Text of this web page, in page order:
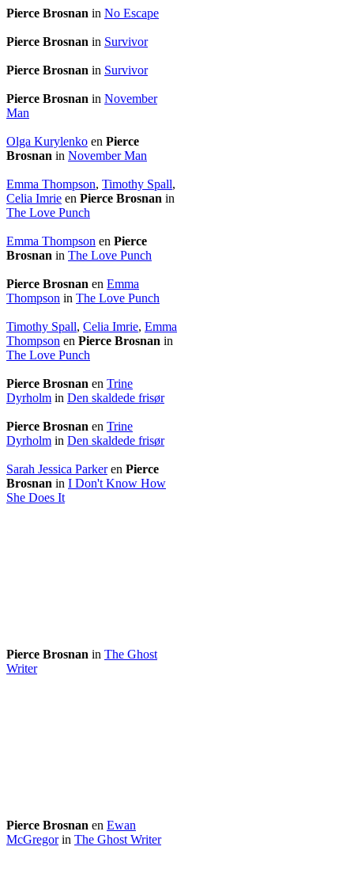
Pierce Brosnan in No Escape
Pierce Brosnan in Survivor
Pierce Brosnan in Survivor
Pierce Brosnan in November
Man
Olga Kurylenko en Pierce
Brosnan in November Man
Emma Thompson, Timothy Spall,
Celia Imrie en Pierce Brosnan in
The Love Punch
Emma Thompson en Pierce
Brosnan in The Love Punch
Pierce Brosnan en Emma
Thompson in The Love Punch
Timothy Spall, Celia Imrie, Emma
Thompson en Pierce Brosnan in
The Love Punch
Pierce Brosnan en Trine
Dyrholm in Den skaldede frisør
Pierce Brosnan en Trine
Dyrholm in Den skaldede frisør
Sarah Jessica Parkeren Pierce
Brosnan in I Don't Know How
She Does It
Pierce Brosnan in The Ghost
Writer
Pierce Brosnan en Ewan
McGregorin The Ghost Writer